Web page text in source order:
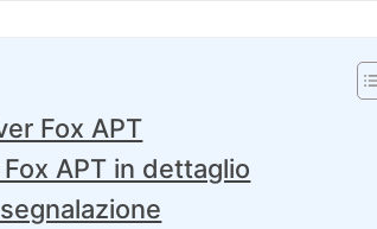
Fox APT
APT in dettaglio